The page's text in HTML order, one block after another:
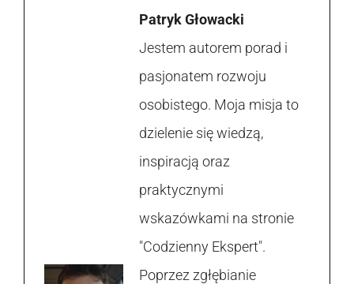
Patryk Głowacki
Jestem autorem porad i
pasjonatem rozwoju
osobistego. Moja misja to
dzielenie się wiedzą,
inspiracją oraz
praktycznymi
wskazówkami na stronie
"Codzienny Ekspert".
Poprzez zgłębianie